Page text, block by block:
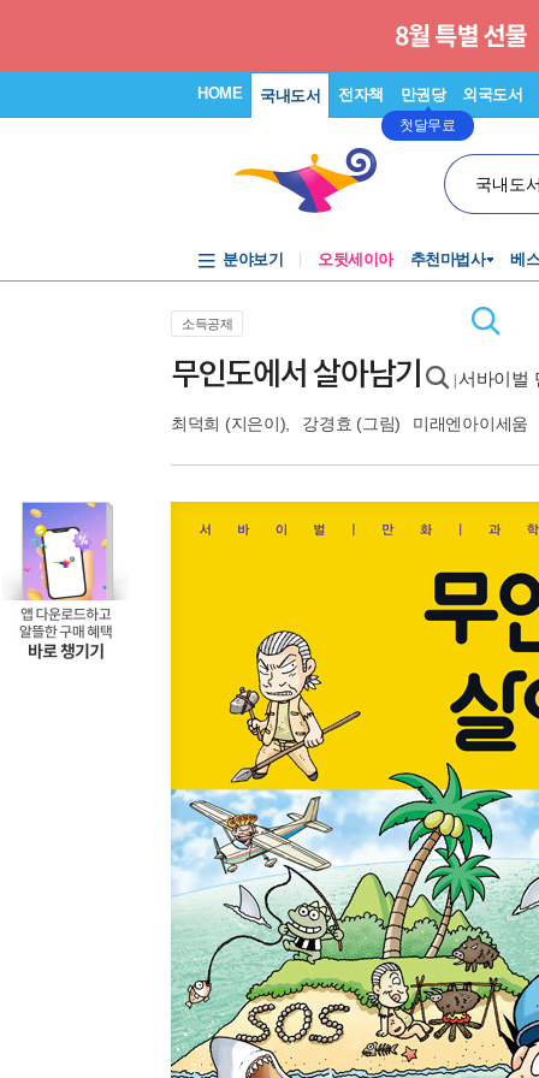
HOME 국내도서 전자책 만권당
첫달무료
외국도서
국내도
분야보기 오뒷세이아 추천마법사 베
소득공제
무인도에서 살아남기 |서바이벌
최덕희 (지은이), 강경효 (그림) 미래엔아이세움